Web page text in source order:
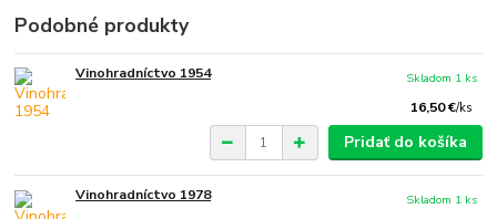
Podobné produkty
Vinohradníctvo 1954
16,50 €/ks
Skladom 1 ks
Pridať do košíka
Vinohradníctvo 1978
Skladom 1 ks